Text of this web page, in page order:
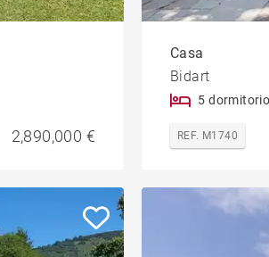
2,890,000 €
Casa
Bidart
5
REF. M1740